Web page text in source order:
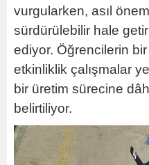
vurgularken, asıl
sürdürülebilir hale
ediyor. Öğrencilerin
etkinliklik çalışmalar
bir üretim sürecine
belirtiliyor.